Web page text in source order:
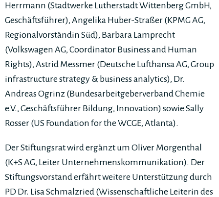
Herrmann (Stadtwerke Lutherstadt Wittenberg GmbH,
Geschäftsführer), Angelika Huber-Straßer (KPMG AG,
Regionalvorständin Süd), Barbara Lamprecht
(Volkswagen AG, Coordinator Business and Human
Rights), Astrid Messmer (Deutsche Lufthansa AG, Group
infrastructure strategy & business analytics), Dr.
Andreas Ogrinz (Bundesarbeitgeberverband Chemie
e.V., Geschäftsführer Bildung, Innovation) sowie Sally
Rosser (US Foundation for the WCGE, Atlanta).
Der Stiftungsrat wird ergänzt um Oliver Morgenthal
(K+S AG, Leiter Unternehmenskommunikation). Der
Stiftungsvorstand erfährt weitere Unterstützung durch
PD Dr. Lisa Schmalzried (Wissenschaftliche Leiterin des